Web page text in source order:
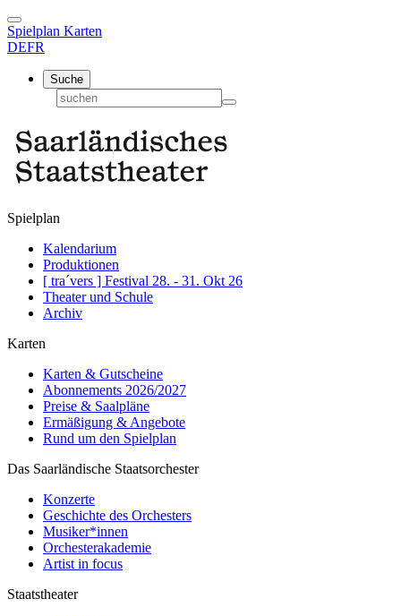
Spielplan Karten
DEFR
Suche
Spielplan
Kalendarium
Produktionen
[ tra´vers ] Festival 28. - 31. Okt 26
Theater und Schule
Archiv
Karten
Karten & Gutscheine
Abonnements 2026/2027
Preise & Saalpläne
Ermäßigung & Angebote
Rund um den Spielplan
Das Saarländische Staatsorchester
Konzerte
Geschichte des Orchesters
Musiker*innen
Orchesterakademie
Artist in focus
Staatstheater